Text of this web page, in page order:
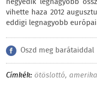
vihette haza 2012
eddigi legnagyobb
Oszd meg barátaiddal
Címkék: ötöslottó, amerika